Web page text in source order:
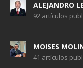
ALEJANDRO
92 artículos
MOISES
41 artículos